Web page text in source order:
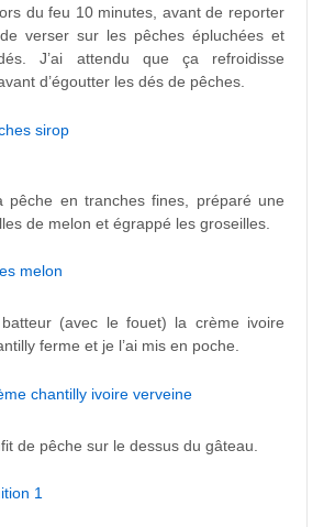
du feu 10 minutes, avant de reporter
verser sur les pêches épluchées et
J’ai attendu que ça refroidisse
d’égoutter les dés de pêches.
pêche en tranches fines, préparé une
de melon et égrappé les groseilles.
(avec le fouet) la crème ivoire
ferme et je l’ai mis en poche.
de pêche sur le dessus du gâteau.